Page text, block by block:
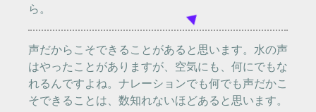
ら。
声だからこそできることがあると思います。水の声
はやったことがありますが、空気にも、何にでもな
れるんですよね。ナレーションでも何でも声だかこ
そできることは、数知れないほどあると思います。